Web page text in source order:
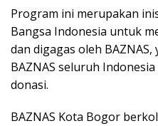
Program ini merupakan
Bangsa Indonesia untuk
dan digagas oleh
BAZNAS seluruh
donasi.
BAZNAS Kota Bogor